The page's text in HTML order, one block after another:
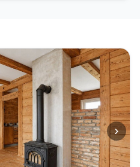
›